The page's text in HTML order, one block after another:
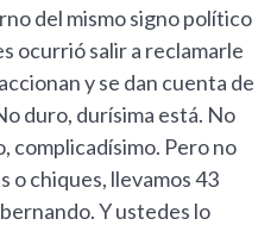
del mismo signo político
ocurrió salir a reclamarle
y se dan cuenta de
duro, durísima está. No
complicadísimo. Pero no
o chiques, llevamos 43
Y ustedes lo